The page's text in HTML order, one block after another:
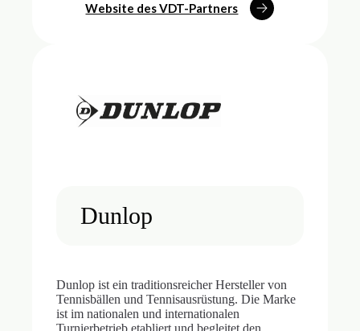
Website des VDT-Partners
Dunlop
Dunlop ist ein traditionsreicher Hersteller von
Tennisbällen und Tennisausrüstung. Die Marke
ist im nationalen und internationalen
Turnierbetrieb etabliert und begleitet den